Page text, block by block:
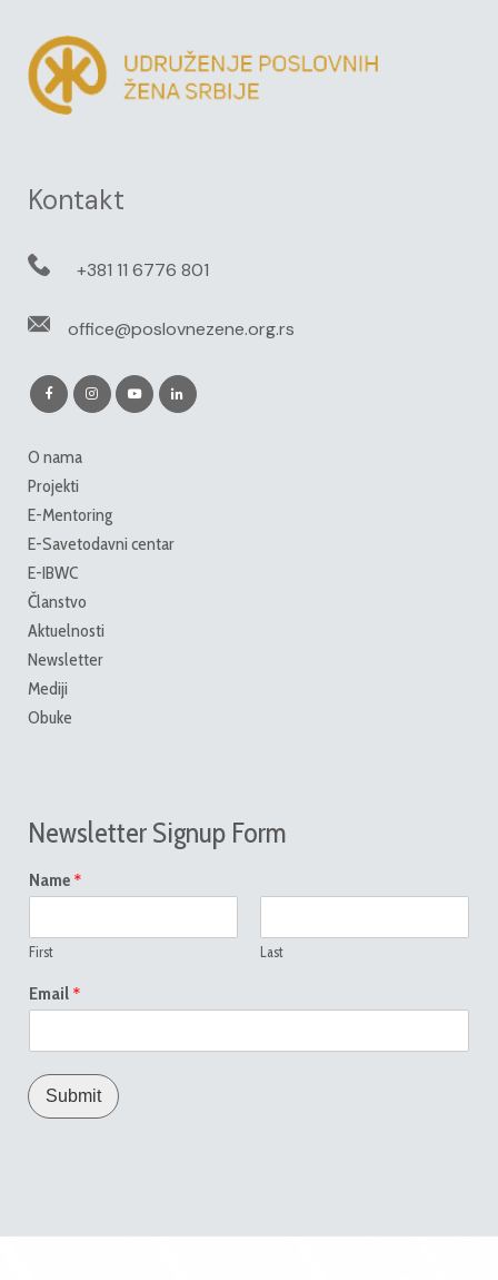
Kontakt
+381 11 6776 801
office@poslovnezene.org.rs
O nama
Projekti
E-Mentoring
E-Savetodavni centar
E-IBWC
Članstvo
Aktuelnosti
Newsletter
Mediji
Obuke
Newsletter Signup Form
Name *
First Last
Email *
Submit